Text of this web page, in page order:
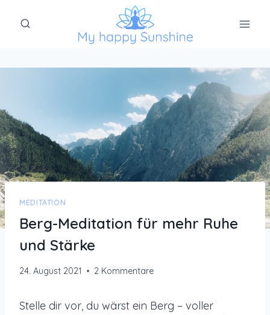
Inhalt
MEDITATION
Berg-Meditation für mehr Ruhe
und Stärke
24. August 2021 2 Kommentare
Stelle dir vor, du wärst ein Berg – voller